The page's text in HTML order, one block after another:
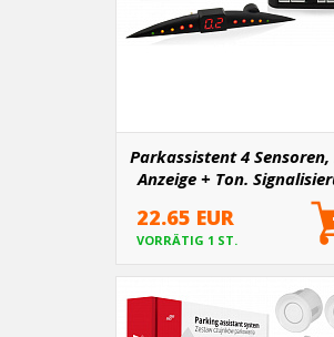
Parkassistent 4 Sensoren,
Anzeige + Ton.
22.65 EUR
VORRÄTIG 1 ST.